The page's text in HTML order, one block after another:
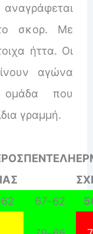
σκορ. Με
ήττα. Οι
αγώνα
που
γραμμή.
ΠΕΝΤΕΛΗ
62 67–62